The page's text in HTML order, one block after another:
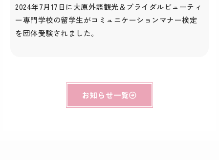
2024年7月17日に大原外語観光＆ブライダルビューティ
ー専門学校の留学生がコミュニケーションマナー検定
を団体受験されました。
お知らせ一覧